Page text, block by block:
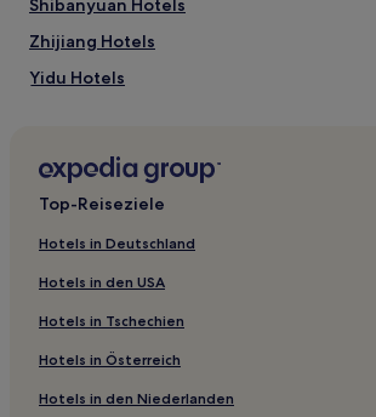
können
zusätzliche
Bedingungen
gelten.
Zhijiang Hotels
Yidu Hotels
Lichuan Hotels
Badong Hotels
Sanjiechang Hotels
Hotels nahe Sanxia Nationaler Geopark
Xuan’en Hotels
Top-Reiseziele
Hotels in Deutschland
Hotels in den USA
Hotels in Tschechien
Hotels in Österreich
Hotels in den Niederlanden